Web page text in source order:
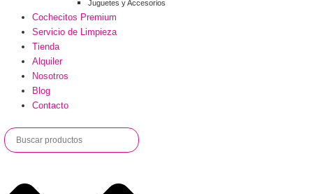
Juguetes y Accesorios
Cochecitos Premium
Servicio de Limpieza
Tienda
Alquiler
Nosotros
Blog
Contacto